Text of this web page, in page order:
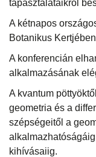
tapasztalataikról
A kétnapos
Botanikus
A konferencián
alkalmazásának
A kvantum
geometria és a
szépségeitől a
kihívásaiig.